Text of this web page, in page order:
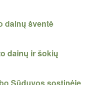
dainų šventė
dainų ir šokių